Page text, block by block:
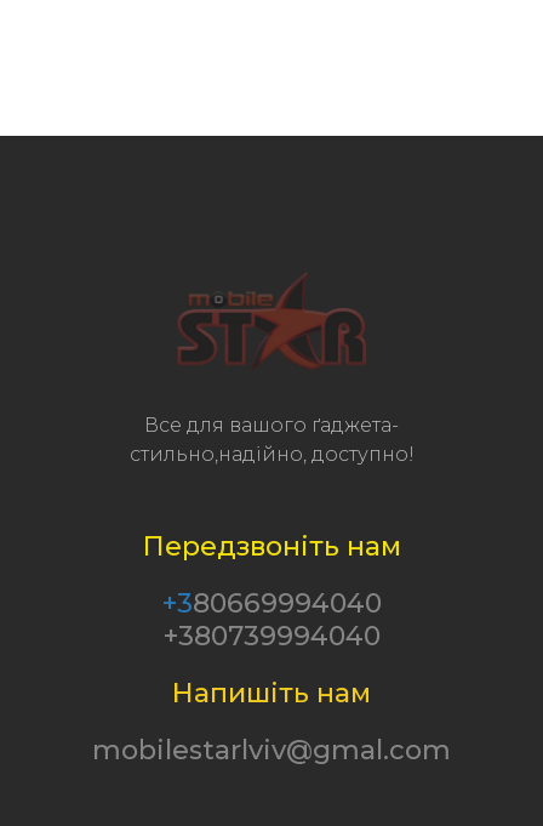
Все для вашого ґаджета-
стильно,надійно, доступно!
Передзвоніть нам
+380669994040
+380739994040
Напишіть нам
mobilestarlviv@gmal.com